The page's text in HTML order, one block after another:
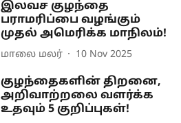
இலவச குழந்தை
பராமரிப்பை வழங்கும்
முதல் அமெரிக்க மாநிலம்!
மாலை மலர் 10 Nov 2025
குழந்தைகளின் திறனை,
அறிவாற்றலை வளர்க்க
உதவும் 5 குறிப்புகள்!